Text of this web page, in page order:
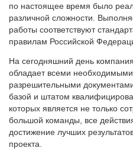
по настоящее время было
различной сложности.
работы соответствуют
правилам Российской
На сегодняшний день
обладает всеми
разрешительными
базой и штатом
которых является не только
большой команды, все
достижение лучших
проекта.